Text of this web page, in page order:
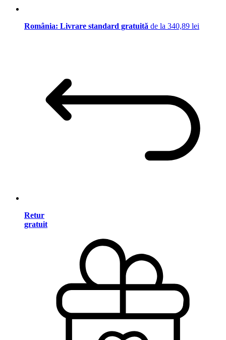
România: Livrare standard gratuită de la 340,89 lei
Retur
gratuit